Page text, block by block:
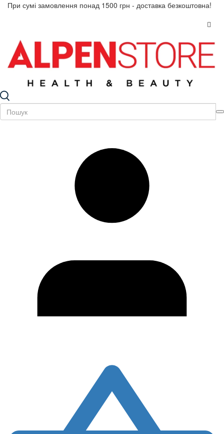
При сумі замовлення понад 1500 грн - доставка безкоштовна!